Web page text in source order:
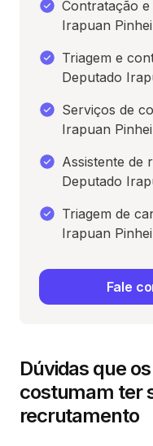
Dúvidas que
costumam ter
recrutamento
Contratação
Irapuan
Triagem e
Deputado
Serviços de
Irapuan
Assistente de
Deputado
Triagem de
Irapuan
Fale